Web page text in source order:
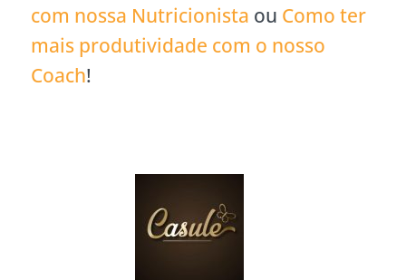
com nossa Nutricionista ou Como ter
mais produtividade com o nosso
Coach!